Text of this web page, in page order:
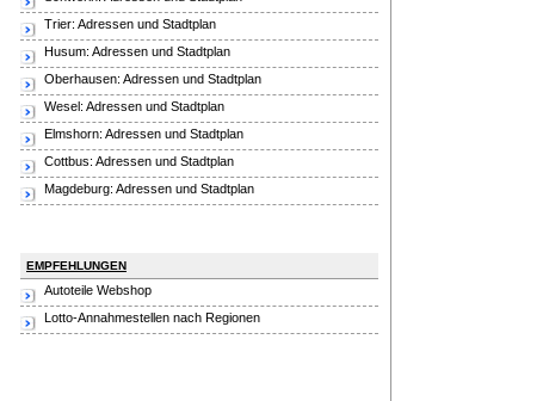
Trier: Adressen und Stadtplan
Husum: Adressen und Stadtplan
Oberhausen: Adressen und Stadtplan
Wesel: Adressen und Stadtplan
Elmshorn: Adressen und Stadtplan
Cottbus: Adressen und Stadtplan
Magdeburg: Adressen und Stadtplan
EMPFEHLUNGEN
Autoteile Webshop
Lotto-Annahmestellen nach Regionen